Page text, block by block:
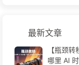
最新文章
【瓶颈
哪里 AI